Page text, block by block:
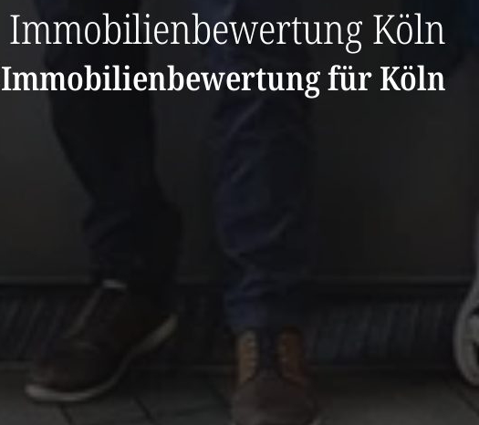
Immobilienbewertung Köln
für Köln